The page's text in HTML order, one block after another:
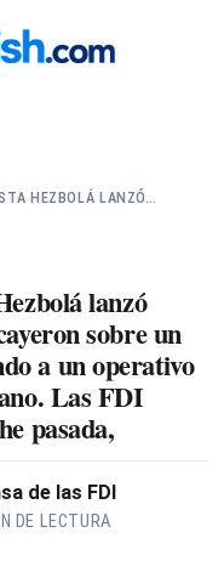
HEZBOLÁ LANZÓ…
lanzó
sobre un
a un operativo
Las FDI
pasada,
de las FDI
DE LECTURA